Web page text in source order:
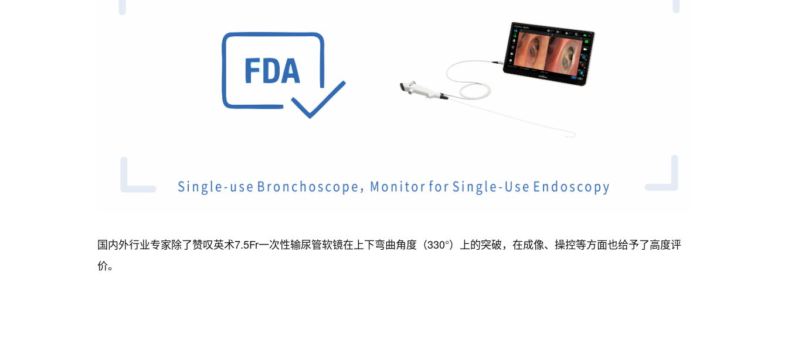
国内外行业专家除了赞叹英术7.5Fr一次性输尿管软镜在上下弯曲角度（330°）上的突破，在成像、操控等方面也给予了高度评
价。